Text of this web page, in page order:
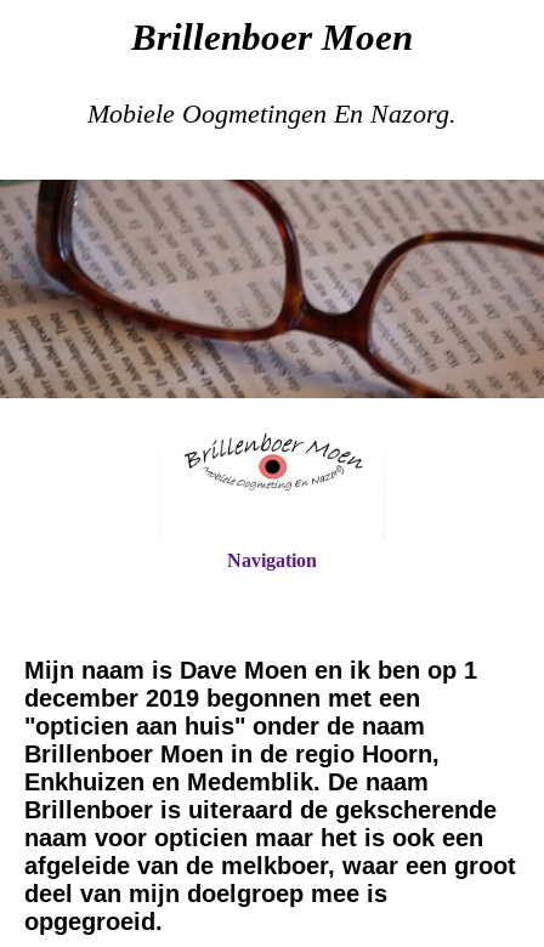
Brillenboer Moen
Mobiele Oogmetingen En Nazorg.
Navigation
Mijn naam is Dave Moen en ik ben op 1
december 2019 begonnen met een
"opticien aan huis" onder de naam
Brillenboer Moen in de regio Hoorn,
Enkhuizen en Medemblik. De naam
Brillenboer is uiteraard de gekscherende
naam voor opticien maar het is ook een
afgeleide van de melkboer, waar een groot
deel van mijn doelgroep mee is
opgegroeid.